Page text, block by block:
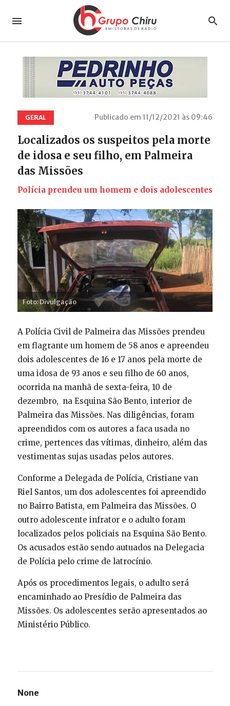
GERAL Publicado em 11/12/2021 às 09:46
Localizados os suspeitos pela morte
de idosa e seu filho, em Palmeira
das Missões
Polícia prendeu um homem e dois adolescentes
Foto: Divulgação
A Polícia Civil de Palmeira das Missões prendeu
em flagrante um homem de 58 anos e apreendeu
dois adolescentes de 16 e 17 anos pela morte de
uma idosa de 93 anos e seu filho de 60 anos,
ocorrida na manhã de sexta-feira, 10 de
dezembro, na Esquina São Bento, interior de
Palmeira das Missões. Nas diligências, foram
apreendidos com os autores a faca usada no
crime, pertences das vítimas, dinheiro, além das
vestimentas sujas usadas pelos autores.
Conforme a Delegada de Polícia, Cristiane van
Riel Santos, um dos adolescentes foi apreendido
no Bairro Batista, em Palmeira das Missões. O
outro adolescente infrator e o adulto foram
localizados pelos policiais na Esquina São Bento.
Os acusados estão sendo autuados na Delegacia
de Polícia pelo crime de latrocínio.
Após os procedimentos legais, o adulto será
encaminhado ao Presídio de Palmeira das
Missões. Os adolescentes serão apresentados ao
Ministério Público.
None